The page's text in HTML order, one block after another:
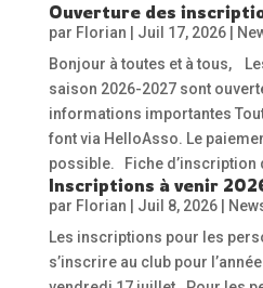
Ouverture des
par Florian Juil 17, 2026|
Bonjour à toutes et à tous,
saison 2026-2027 sont
informations importantes
font via HelloAsso. Le
possible. Fiche
Inscriptions à venir
par Florian Juil 8, 2026|
Les inscriptions pour les
s’inscrire au club pour